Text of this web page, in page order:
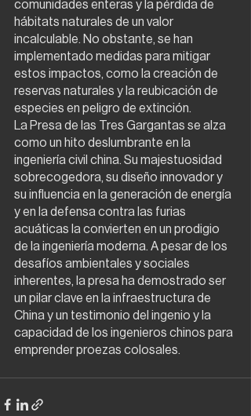
comunidades enteras y la pérdida de
hábitats naturales de un valor
incalculable. No obstante, se han
implementado medidas para mitigar
estos impactos, como la creación de
reservas naturales y la reubicación de
especies en peligro de extinción.
La Presa de las Tres Gargantas se alza
como un hito deslumbrante en la
ingeniería civil china. Su majestuosidad
sobrecogedora, su diseño innovador y
su influencia en la generación de energía
y en la defensa contra las furias
acuáticas la convierten en un prodigio
de la ingeniería moderna. A pesar de los
desafíos ambientales y sociales
inherentes, la presa ha demostrado ser
un pilar clave en la infraestructura de
China y un testimonio del ingenio y la
capacidad de los ingenieros chinos para
emprender proezas colosales.